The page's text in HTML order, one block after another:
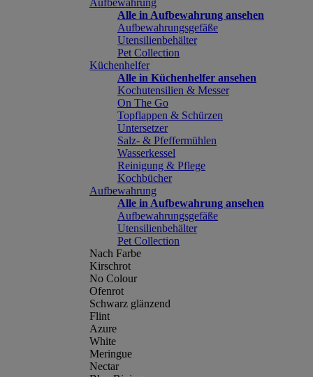
Aufbewahrung
Alle in Aufbewahrung ansehen
Aufbewahrungsgefäße
Utensilienbehälter
Pet Collection
Küchenhelfer
Alle in Küchenhelfer ansehen
Kochutensilien & Messer
On The Go
Topflappen & Schürzen
Untersetzer
Salz- & Pfeffermühlen
Wasserkessel
Reinigung & Pflege
Kochbücher
Aufbewahrung
Alle in Aufbewahrung ansehen
Aufbewahrungsgefäße
Utensilienbehälter
Pet Collection
Nach Farbe
Kirschrot
No Colour
Ofenrot
Schwarz glänzend
Flint
Azure
White
Meringue
Nectar